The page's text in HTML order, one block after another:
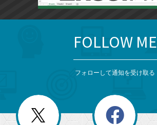
じ
閉
ー
FOLLOW ME
フォローして通知を受け取る